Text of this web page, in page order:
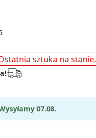
sztuka na stanie.
07.08.